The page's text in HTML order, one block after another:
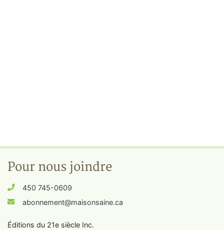
Pour nous joindre
450 745-0609
abonnement@maisonsaine.ca
Éditions du 21e siècle Inc.